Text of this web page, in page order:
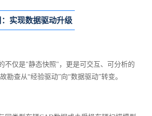
实现数据驱动升级
仅是"静态快照"，更是可交互、可分析的
勘查从“经验驱动”向“数据驱动”转变。